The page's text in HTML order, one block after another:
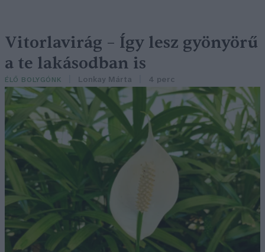
Vitorlavirág – Így lesz gyönyörű
a te lakásodban is
ÉLŐ BOLYGÓNK Lonkay Márta 4 perc